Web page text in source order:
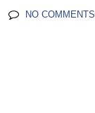
NO COMMENTS